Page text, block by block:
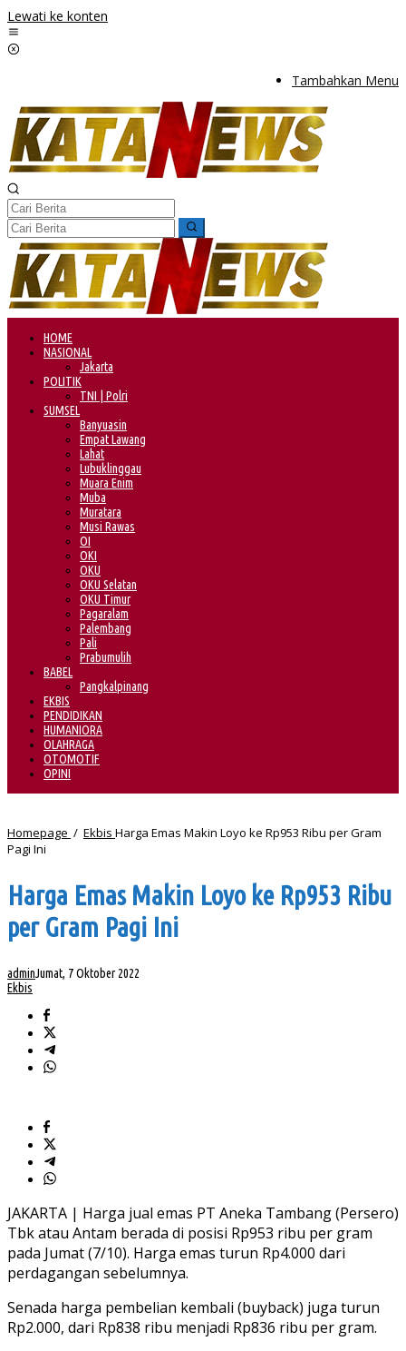
Lewati ke konten
Tambahkan Menu
HOME
NASIONAL
Jakarta
POLITIK
TNI | Polri
SUMSEL
Banyuasin
Empat Lawang
Lahat
Lubuklinggau
Muara Enim
Muba
Muratara
Musi Rawas
OI
OKI
OKU
OKU Selatan
OKU Timur
Pagaralam
Palembang
Pali
Prabumulih
BABEL
Pangkalpinang
EKBIS
PENDIDIKAN
HUMANIORA
OLAHRAGA
OTOMOTIF
OPINI
Homepage / Ekbis Harga Emas Makin Loyo ke Rp953 Ribu per Gram
Pagi Ini
Harga Emas Makin Loyo ke Rp953 Ribu
per Gram Pagi Ini
adminJumat, 7 Oktober 2022
Ekbis
JAKARTA | Harga jual emas PT Aneka Tambang (Persero)
Tbk atau Antam berada di posisi Rp953 ribu per gram
pada Jumat (7/10). Harga emas turun Rp4.000 dari
perdagangan sebelumnya.
Senada harga pembelian kembali (buyback) juga turun
Rp2.000, dari Rp838 ribu menjadi Rp836 ribu per gram.